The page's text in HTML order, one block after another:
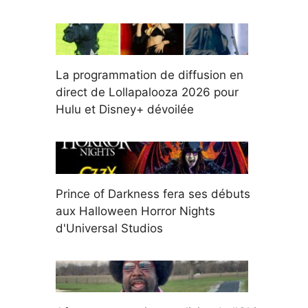
La programmation de diffusion en
direct de Lollapalooza 2026 pour
Hulu et Disney+ dévoilée
Prince of Darkness fera ses débuts
aux Halloween Horror Nights
d'Universal Studios